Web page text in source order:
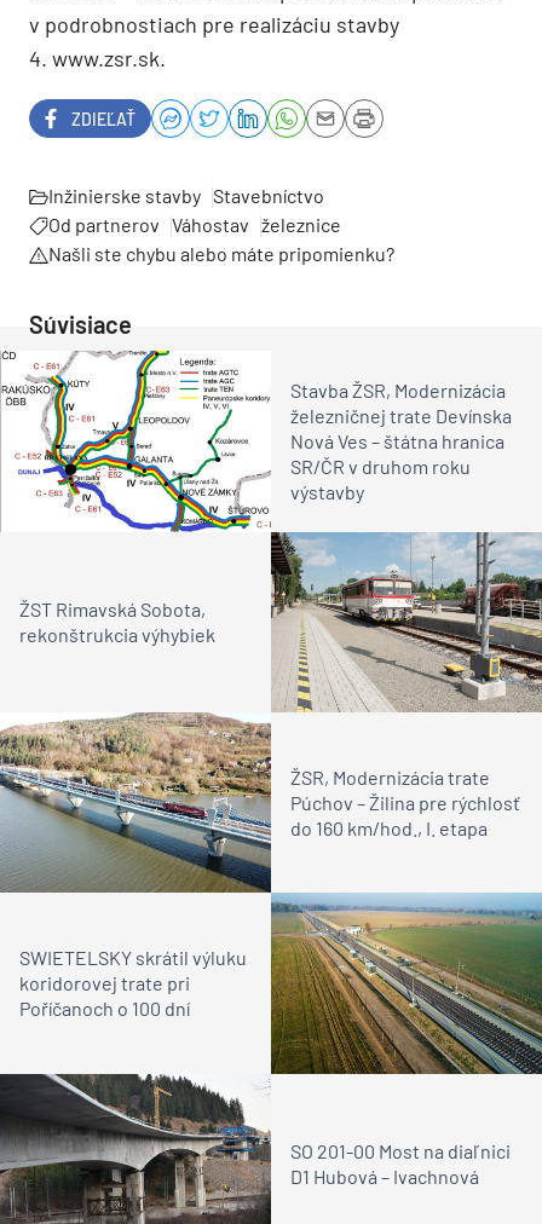
v podrobnostiach pre realizáciu stavby
4. www.zsr.sk.
ZDIEĽAŤ
Inžinierske stavby Stavebníctvo
Od partnerov Váhostav železnice
Našli ste chybu alebo máte pripomienku?
Súvisiace
Stavba ŽSR, Modernizácia
železničnej trate Devínska
Nová Ves – štátna hranica
SR/ČR v druhom roku
výstavby
ŽST Rimavská Sobota,
rekonštrukcia výhybiek
ŽSR, Modernizácia trate
Púchov – Žilina pre rýchlosť
do 160 km/hod., I. etapa
SWIETELSKY skrátil výluku
koridorovej trate pri
Poříčanoch o 100 dní
SO 201-00 Most na diaľnici
D1 Hubová – Ivachnová